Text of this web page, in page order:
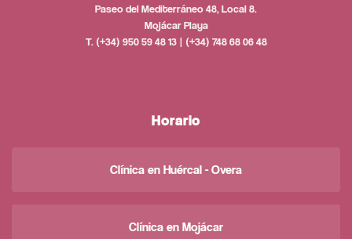
Paseo del Mediterráneo 48, Local 8.
Mojácar Playa
T. (+34) 950 59 48 13 | (+34) 748 68 06 48
Horario
Clínica en Huércal - Overa
Clínica en Mojácar